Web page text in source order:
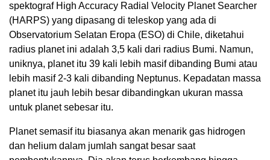
spektograf High Accuracy Radial Velocity Planet Searcher
(HARPS) yang dipasang di teleskop yang ada di
Observatorium Selatan Eropa (ESO) di Chile, diketahui
radius planet ini adalah 3,5 kali dari radius Bumi. Namun,
uniknya, planet itu 39 kali lebih masif dibanding Bumi atau
lebih masif 2-3 kali dibanding Neptunus. Kepadatan massa
planet itu jauh lebih besar dibandingkan ukuran massa
untuk planet sebesar itu.
Planet semasif itu biasanya akan menarik gas hidrogen
dan helium dalam jumlah sangat besar saat